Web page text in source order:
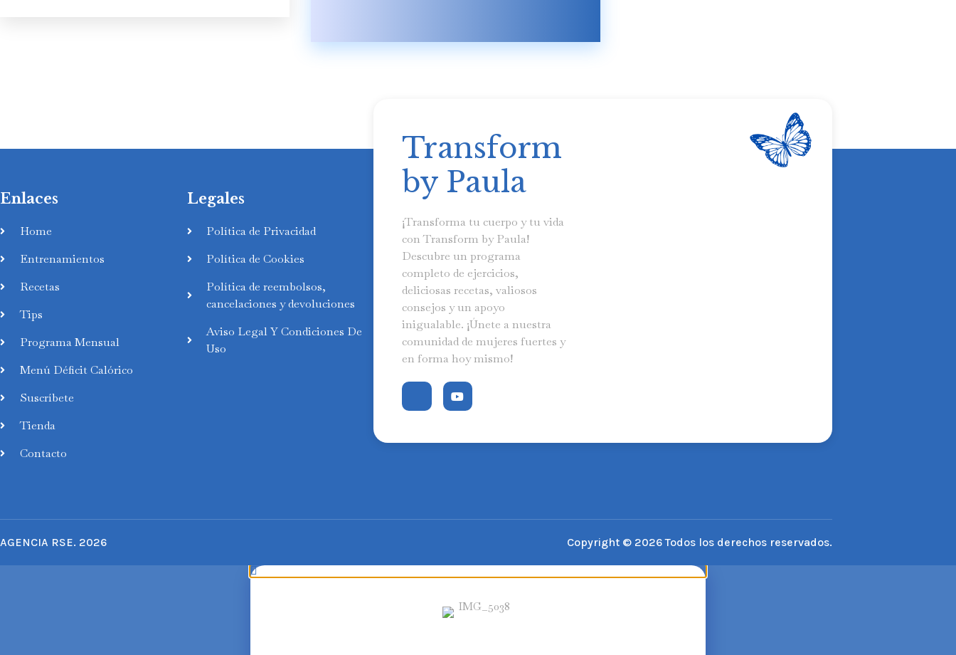
Enlaces
Home
Entrenamientos
Recetas
Tips
Programa Mensual
Menú Déficit Calórico
Suscríbete
Tienda
Contacto
Legales
Política de Privacidad
Política de Cookies
Política de reembolsos,
cancelaciones y devoluciones
Aviso Legal Y Condiciones De
Uso
Transform
by Paula
¡Transforma tu cuerpo y tu vida
con Transform by Paula!
Descubre un programa
completo de ejercicios,
deliciosas recetas, valiosos
consejos y un apoyo
inigualable. ¡Únete a nuestra
comunidad de mujeres fuertes y
en forma hoy mismo!
AGENCIA RSE. 2026 Copyright © 2026 Todos los derechos reservados.